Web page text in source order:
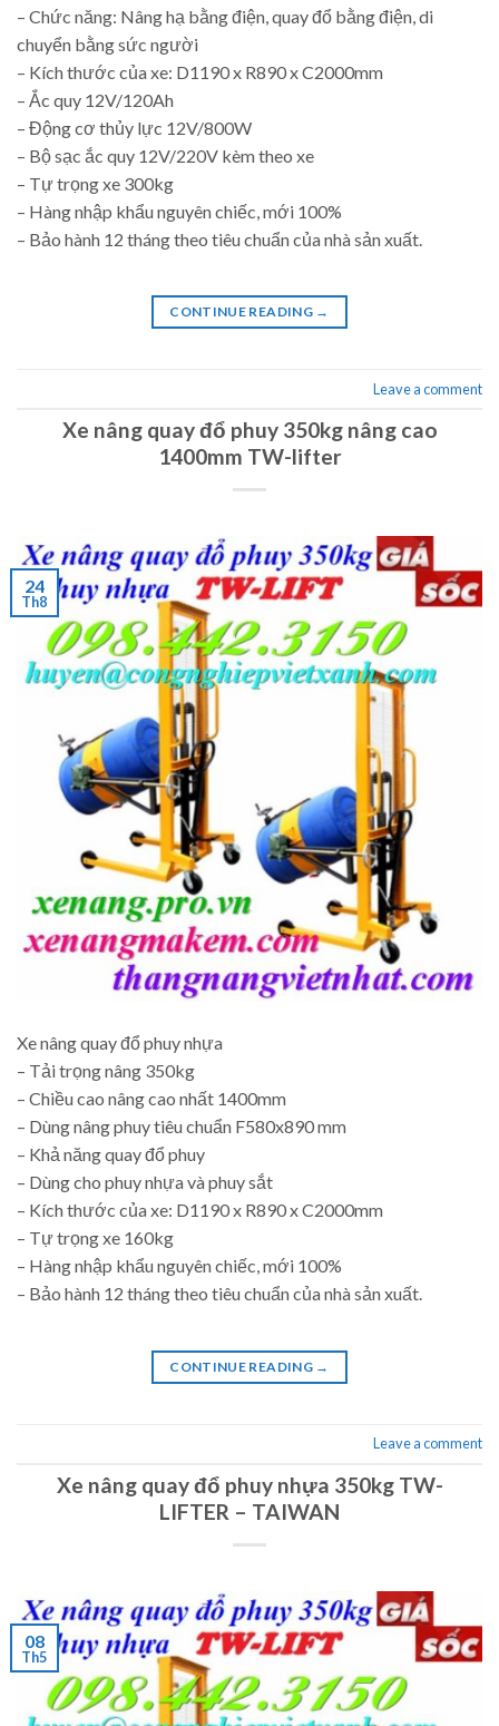
– Chức năng: Nâng hạ bằng điện, quay đổ bằng điện, di
chuyển bằng sức người
– Kích thước của xe: D1190 x R890 x C2000mm
– Ắc quy 12V/120Ah
– Động cơ thủy lực 12V/800W
– Bộ sạc ắc quy 12V/220V kèm theo xe
– Tự trọng xe 300kg
– Hàng nhập khẩu nguyên chiếc, mới 100%
– Bảo hành 12 tháng theo tiêu chuẩn của nhà sản xuất.
CONTINUE READING →
Leave a comment
Xe nâng quay đổ phuy 350kg nâng cao
1400mm TW-lifter
24
Th8
Xe nâng quay đổ phuy nhựa
– Tải trọng nâng 350kg
– Chiều cao nâng cao nhất 1400mm
– Dùng nâng phuy tiêu chuẩn F580x890 mm
– Khả năng quay đổ phuy
– Dùng cho phuy nhựa và phuy sắt
– Kích thước của xe: D1190 x R890 x C2000mm
– Tự trọng xe 160kg
– Hàng nhập khẩu nguyên chiếc, mới 100%
– Bảo hành 12 tháng theo tiêu chuẩn của nhà sản xuất.
CONTINUE READING →
Leave a comment
Xe nâng quay đổ phuy nhựa 350kg TW-
LIFTER – TAIWAN
08
Th5